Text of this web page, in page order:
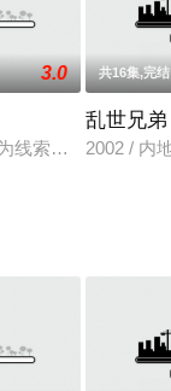
拦上一辆出租车
3.0
线索，既讲述了
共16集,完结
乱世兄弟
2002 / 内